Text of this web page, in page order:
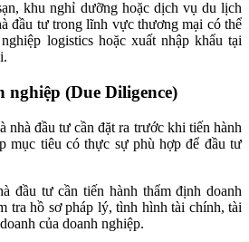
khu nghỉ dưỡng hoặc dịch vụ du lịch
đầu tư trong lĩnh vực thương mại có thể
logistics hoặc xuất nhập khẩu tại
(Due Diligence)
nhà đầu tư cần đặt ra trước khi tiến hành
mục tiêu có thực sự phù hợp để đầu tư
đầu tư cần tiến hành thẩm định doanh
tra hồ sơ pháp lý, tình hình tài chính, tài
của doanh nghiệp.